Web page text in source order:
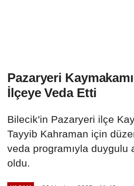
Pazaryeri
İlçeye Veda Etti
Bilecik'in Pazaryeri ilçe
Tayyib Kahraman için
veda programıyla duygulu
oldu.